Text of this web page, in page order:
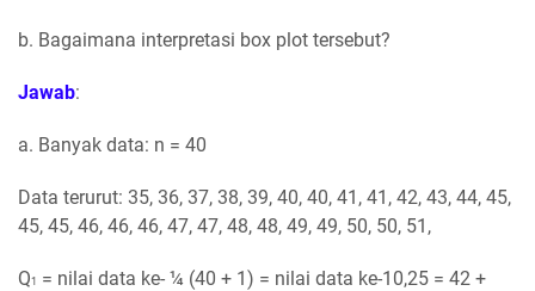
b. Bagaimana interpretasi box plot tersebut?
Jawab:
a. Banyak data: n = 40
Data terurut: 35, 36, 37, 38, 39, 40, 40, 41, 41, 42, 43, 44, 45,
45, 45, 46, 46, 46, 47, 47, 48, 48, 49, 49, 50, 50, 51,
Q1
= nilai data ke- ¼ (40 + 1) = nilai data ke-10,25 = 42 +